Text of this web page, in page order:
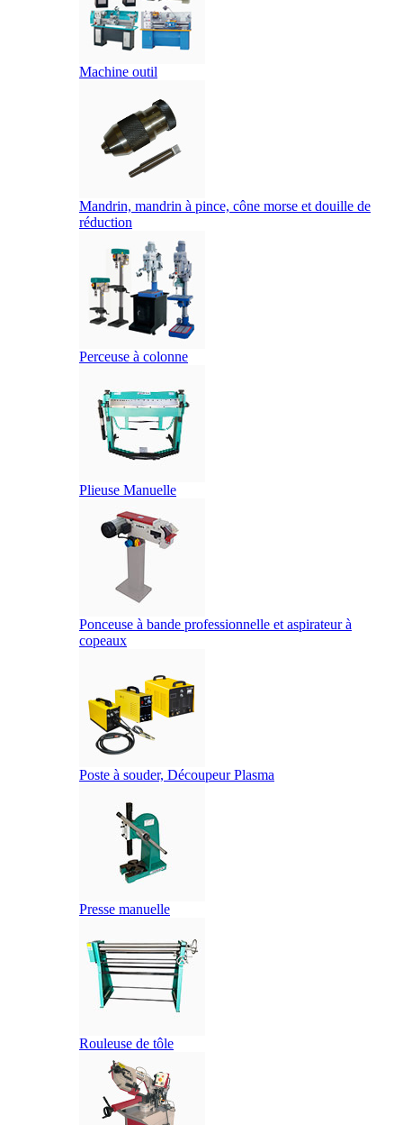
Machine outil
Mandrin, mandrin à pince, cône morse et douille de
réduction
Perceuse à colonne
Plieuse Manuelle
Ponceuse à bande professionnelle et aspirateur à
copeaux
Poste à souder, Découpeur Plasma
Presse manuelle
Rouleuse de tôle